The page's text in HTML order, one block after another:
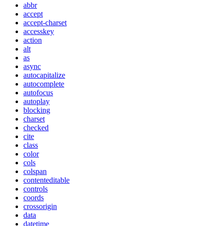
abbr
accept
accept-charset
accesskey
action
alt
as
async
autocapitalize
autocomplete
autofocus
autoplay
blocking
charset
checked
cite
class
color
cols
colspan
contenteditable
controls
coords
crossorigin
data
datetime